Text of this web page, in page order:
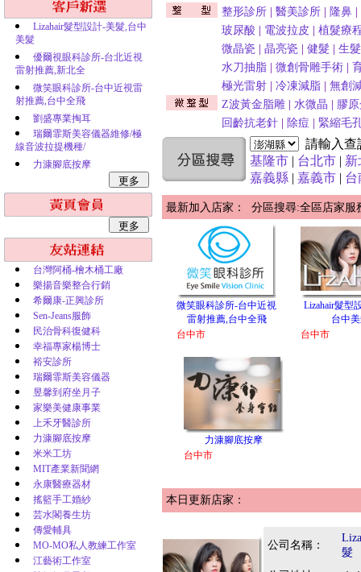
Lizahair髮型設計-美髮,台中
美髮
優爾視眼科診所-台北近視
雷射推薦,新北全
微笑眼科診所-台中近視雷
射推薦,台中全飛
劉盛專業掏耳
瑞爾霏斯美容儀器維修/極
線音波拉提機種/
力漮腳底按摩
台灣阿桶-檜木桶工廠
樂揚音樂整合行銷
希爾康-正興診所
Sen-Jeans服飾
民治骨科復健科
幸福專家楊博士
裕安診所
瑞爾霏斯美容儀器
昱馨到府坐月子
家樂美健康事業
上禾牙醫診所
力漮腳底按摩
米米工坊
MIT產業新聞網
永康醫療器材
搖籃手工婚紗
芸水閣養生坊
傳愛輔具
MO-MO私人教練工作室
江藝術工作室
整形診所
醫美診所 隆鼻
玻尿酸
電波拉皮
植髮療
微晶瓷
晶亮瓷 健髮
生髮
水刀抽脂
微創骨雕手術
極光雷射
冷凍減脂
無創
Z波黃金脂雕
水微晶
膠
回齡抗老針
除痘 緊縮毛
請輸入
基隆市 | 台北市 | 新
嘉義縣 | 嘉義市 | 台
最新加入店家： 分區搜尋:全區店家服
微笑眼科診所-台中近視
雷射推薦,台中全飛
台中市
Lizahair髮型
台中
台中市
力漮腳底按摩
台中市
本日更新店家：
公司名稱：
髮